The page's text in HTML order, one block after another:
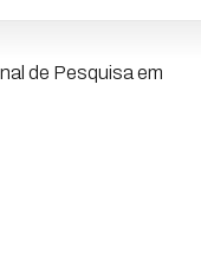
de Pesquisa em